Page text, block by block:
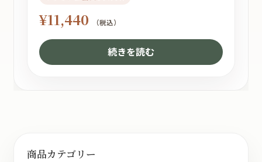
¥11,440 （税込）
続きを読む
商品カテゴリー